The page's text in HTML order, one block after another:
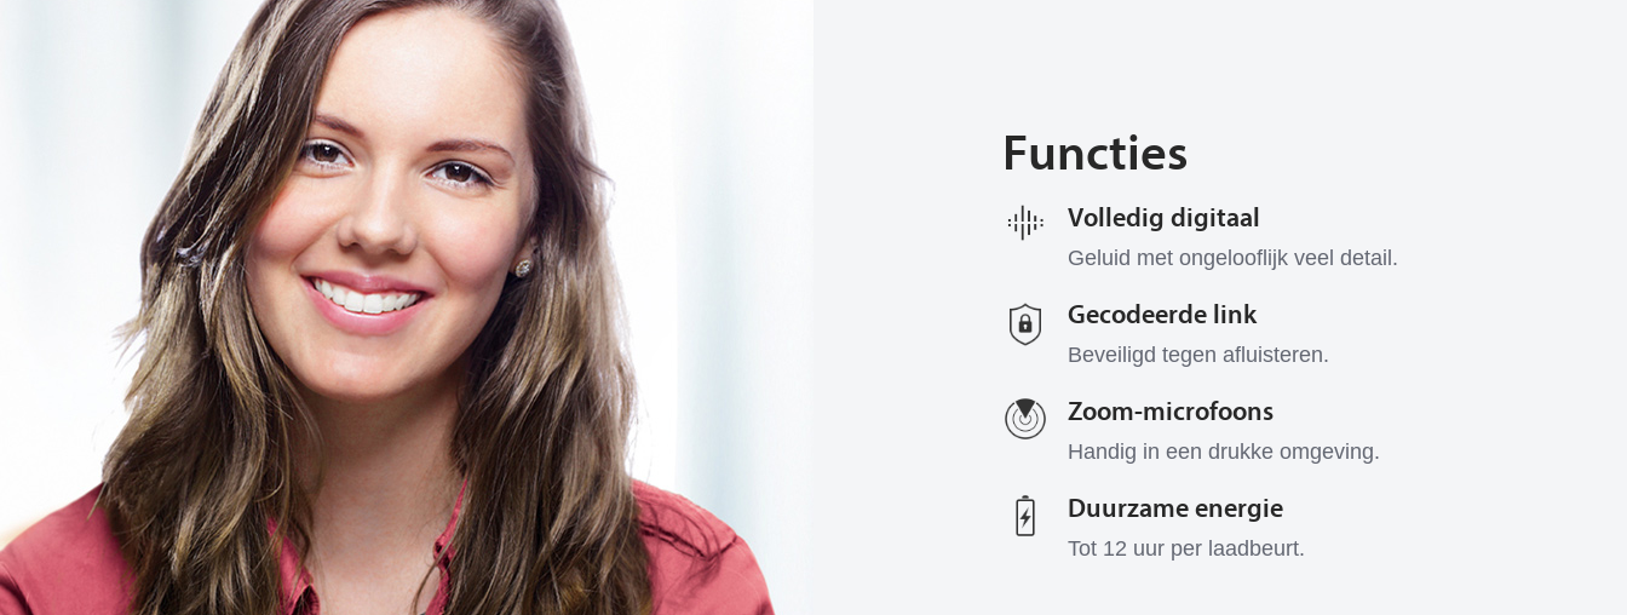
Functies
Volledig digitaal
Geluid met ongelooflijk veel detail.
Gecodeerde link
Beveiligd tegen afluisteren.
Zoom-microfoons
Handig in een drukke omgeving.
Duurzame energie
Tot 12 uur per laadbeurt.